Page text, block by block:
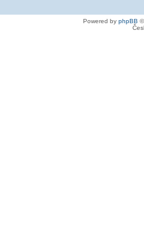
Powered by phpBB